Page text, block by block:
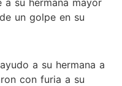
un golpe en su
a su hermana a
con furia a su